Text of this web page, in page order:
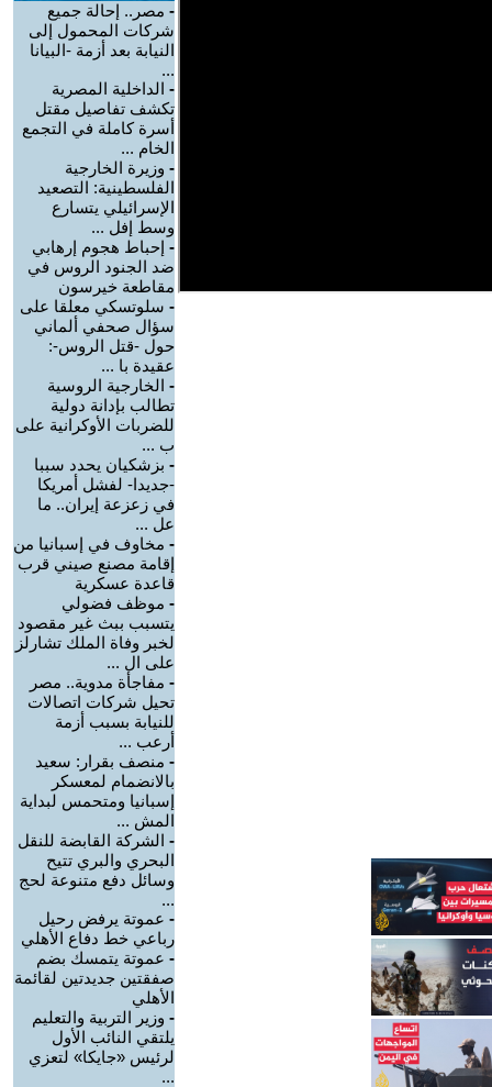
- مصر.. إحالة جميع
شركات المحمول إلى
النيابة بعد أزمة -البيانا
...
- الداخلية المصرية
تكشف تفاصيل مقتل
أسرة كاملة في التجمع
الخام ...
- وزيرة الخارجية
الفلسطينية: التصعيد
الإسرائيلي يتسارع
وسط إفل ...
- إحباط هجوم إرهابي
ضد الجنود الروس في
مقاطعة خيرسون
- سلوتسكي معلقا على
سؤال صحفي ألماني
حول -قتل الروس-:
عقيدة با ...
- الخارجية الروسية
تطالب بإدانة دولية
للضربات الأوكرانية على
ب ...
- بزشكيان يحدد سببا
-جديدا- لفشل أمريكا
في زعزعة إيران.. ما
عل ...
- مخاوف في إسبانيا من
إقامة مصنع صيني قرب
قاعدة عسكرية
- موظف فضولي
يتسبب ببث غير مقصود
لخبر وفاة الملك تشارلز
على ال ...
- مفاجأة مدوية.. مصر
تحيل شركات اتصالات
للنيابة بسبب أزمة
أرعب ...
- منصف بقرار: سعيد
بالانضمام لمعسكر
إسبانيا ومتحمس لبداية
المش ...
- الشركة القابضة للنقل
البحري والبري تتيح
وسائل دفع متنوعة لحج
...
- عموتة يرفض رحيل
رباعي خط دفاع الأهلي
- عموتة يتمسك بضم
صفقتين جديدتين لقائمة
الأهلي
- وزير التربية والتعليم
يلتقي النائب الأول
لرئيس «جايكا» لتعزي
...